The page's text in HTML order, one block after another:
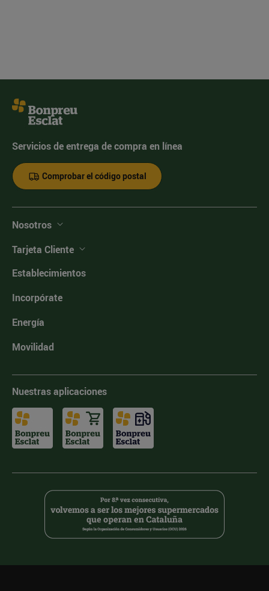
Servicios de entrega de compra en línea
Comprobar el código postal
Nosotros
Tarjeta Cliente
Establecimientos
Incorpórate
Energía
Movilidad
Nuestras aplicaciones